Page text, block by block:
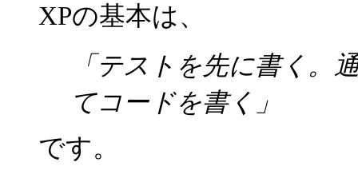
XPの基本は、
「テストを先に書く。
てコードを書く」
です。